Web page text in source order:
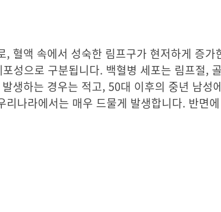
혈액 속에서 성숙한 림프구가 현저하게 증가
성으로 구분됩니다. 백혈병 세포는 림프절,
생하는 경우는 적고, 50대 이후의 중년 남성
나라에서는 매우 드물게 발생합니다. 반면